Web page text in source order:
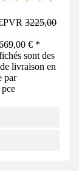
PVR3225,00
€ *
sont des
livraison en
par
pce